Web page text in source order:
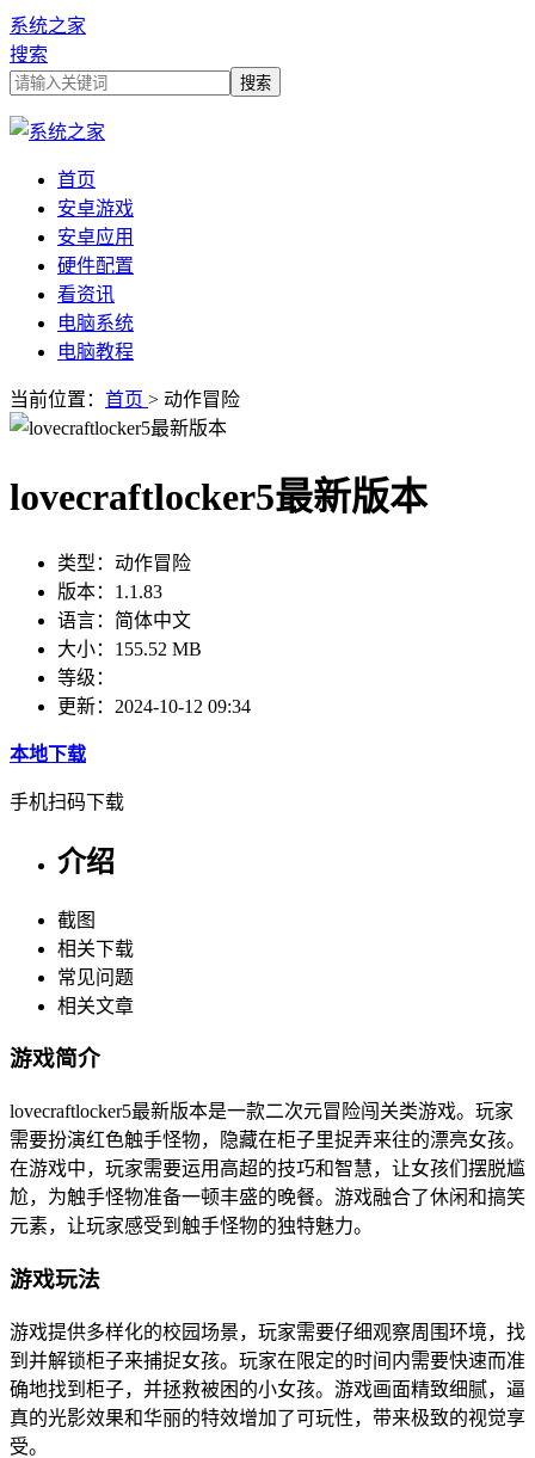
系统之家
搜索
首页
安卓游戏
安卓应用
硬件配置
看资讯
电脑系统
电脑教程
当前位置： 首页 > 动作冒险
lovecraftlocker5最新版本
类型： 动作冒险
版本： 1.1.83
语言： 简体中文
大小： 155.52 MB
等级：
更新： 2024-10-12 09:34
本地下载
手机扫码下载
介绍
截图
相关下载
常见问题
相关文章
游戏简介
lovecraftlocker5最新版本是一款二次元冒险闯关类游戏。玩家
需要扮演红色触手怪物，隐藏在柜子里捉弄来往的漂亮女孩。
在游戏中，玩家需要运用高超的技巧和智慧，让女孩们摆脱尴
尬，为触手怪物准备一顿丰盛的晚餐。游戏融合了休闲和搞笑
元素，让玩家感受到触手怪物的独特魅力。
游戏玩法
游戏提供多样化的校园场景，玩家需要仔细观察周围环境，找
到并解锁柜子来捕捉女孩。玩家在限定的时间内需要快速而准
确地找到柜子，并拯救被困的小女孩。游戏画面精致细腻，逼
真的光影效果和华丽的特效增加了可玩性，带来极致的视觉享
受。